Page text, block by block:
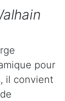
pour
il convient